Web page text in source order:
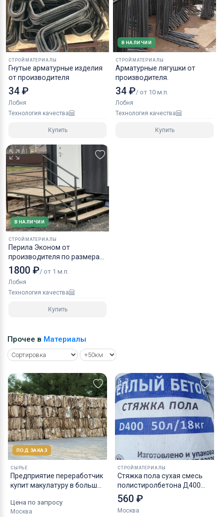
СТРОЙМАТЕРИАЛЫ
Гнутые арматурные изделия
от производителя
34 ₽
Лобня
Технология качества
Купить
В НАЛИЧИИ
СТРОЙМАТЕРИАЛЫ
Арматурные лягушки от
производителя.
34 ₽/ от 10 м.п.
Лобня
Технология качества
Купить
В НАЛИЧИИ
СТРОЙМАТЕРИАЛЫ
Перила Эконом от
производителя по размерам
заказчика
1800 ₽/ от 1 м.п.
Лобня
Технология качества
Купить
Прочее в Материалы
ПОД ЗАКАЗ
СЫРЬЕ
Предприятие переработчик
купит макулатуру в больших
Цена по запросу
Москва
СТРОЙМАТЕРИАЛЫ
Стяжка пола сухая смесь
полистиролбетона Д400
Д500
560 ₽
Москва